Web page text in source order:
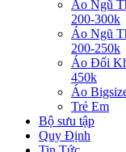
Áo Ngũ
200-300k
Áo Ngũ
200-250k
Áo Đối
450k
Áo
Trẻ Em
Bộ sưu tập
Quy Định